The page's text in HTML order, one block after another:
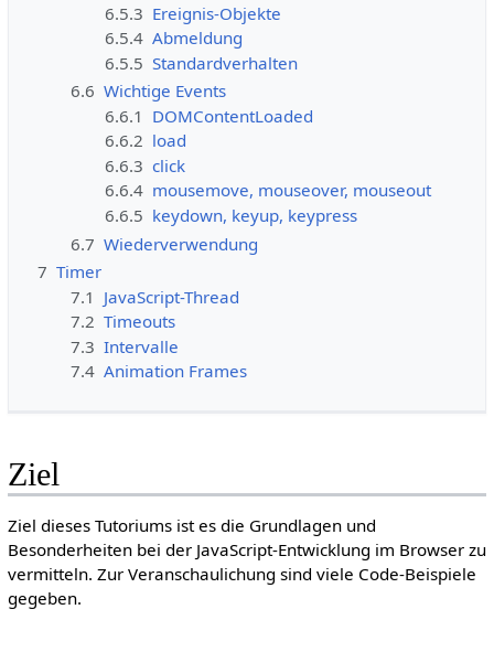
6.5.3 Ereignis-Objekte
6.5.4 Abmeldung
6.5.5 Standardverhalten
6.6 Wichtige Events
6.6.1 DOMContentLoaded
6.6.2 load
6.6.3 click
6.6.4 mousemove, mouseover, mouseout
6.6.5 keydown, keyup, keypress
6.7 Wiederverwendung
7 Timer
7.1 JavaScript-Thread
7.2 Timeouts
7.3 Intervalle
7.4 Animation Frames
Ziel
Ziel dieses Tutoriums ist es die Grundlagen und
Besonderheiten bei der JavaScript-Entwicklung im Browser zu
vermitteln. Zur Veranschaulichung sind viele Code-Beispiele
gegeben.